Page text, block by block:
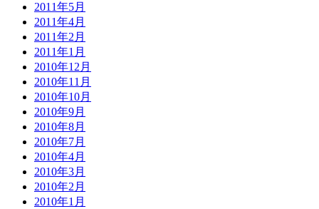
2011年5月
2011年4月
2011年2月
2011年1月
2010年12月
2010年11月
2010年10月
2010年9月
2010年8月
2010年7月
2010年4月
2010年3月
2010年2月
2010年1月